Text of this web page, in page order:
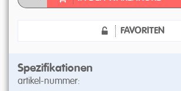
FAVORITEN
Spezifikationen
artikel-nummer: